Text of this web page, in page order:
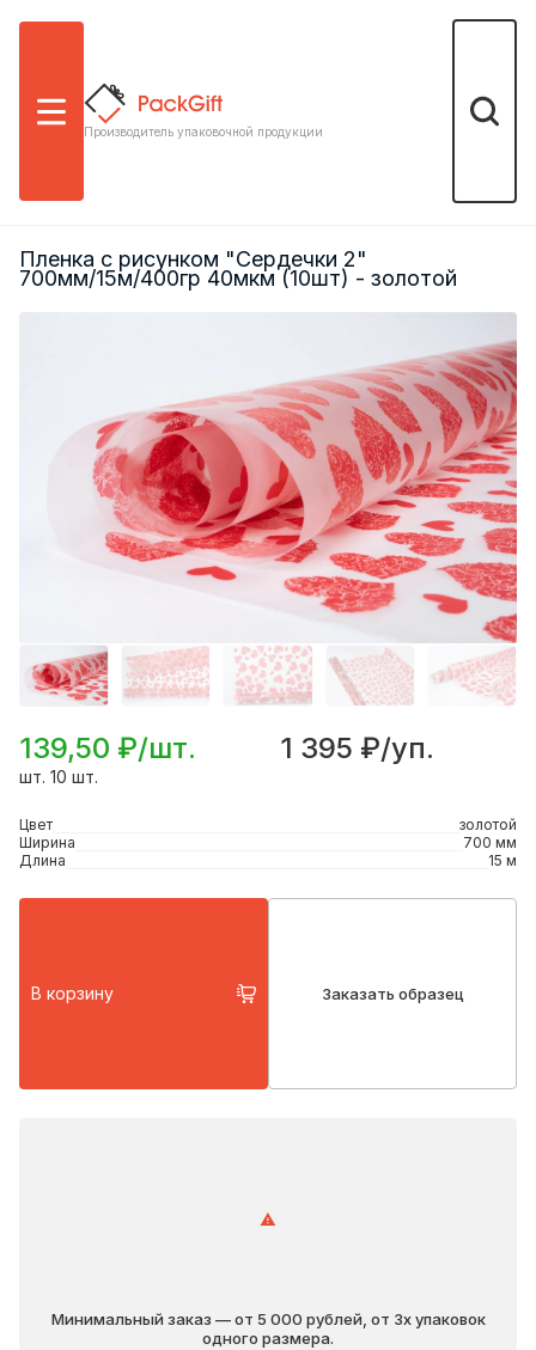
Меню
Производитель упаковочной продукции
Поиск
Пленка с рисунком "Сердечки 2"
700мм/15м/400гр 40мкм (10шт) - золотой
139,50 ₽/шт. 1 395 ₽/уп.
шт. 10 шт.
Цвет
золотой
Ширина
700 мм
Длина
15 м
В корзину Заказать образец
Минимальный заказ — от 5 000 рублей, от 3х упаковок
одного размера.